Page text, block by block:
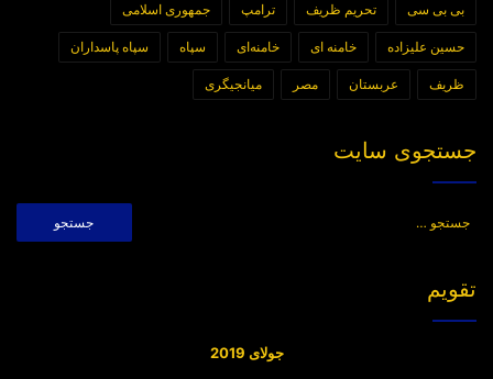
بی بی سی تحریم ظریف ترامپ جمهوری اسلامی
حسین علیزاده خامنه ای خامنه‌ای سپاه سپاه پاسداران
ظریف عربستان مصر میانجیگری
جستجوی سایت
تقویم
جولای 2019